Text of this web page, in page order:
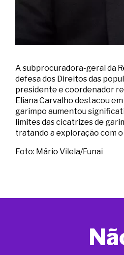
A subprocuradora-geral da
defesa dos Direitos das
presidente e coordenador
Eliana Carvalho destacou
garimpo aumentou
limites das cicatrizes de
tratando a exploração com
Foto: Mário Vilela/Funai